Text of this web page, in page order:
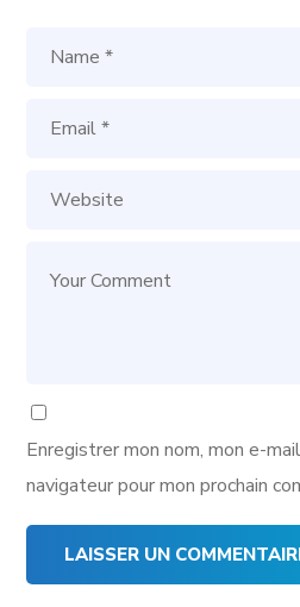
Enregistrer mon nom, mon e-
navigateur pour mon prochain